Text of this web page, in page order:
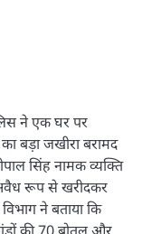
ने एक घर पर
बड़ा जखीरा बरामद
सिंह नामक व्यक्ति
अवैध रूप से खरीदकर
ने बताया कि